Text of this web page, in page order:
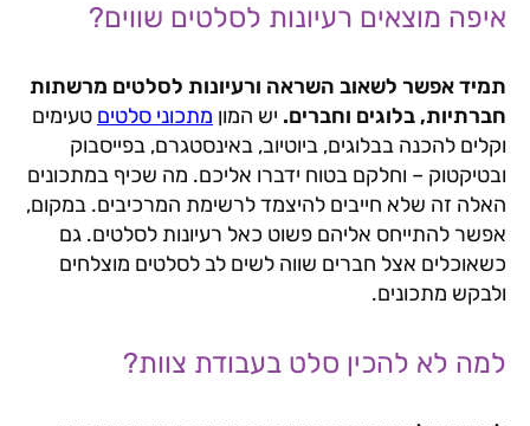
איפה מוצאים רעיונות לסלטים שווים?
תמיד אפשר לשאוב השראה ורעיונות לסלטים מרשתות
חברתיות, בלוגים וחברים. יש המון מתכוני סלטים טעימים
וקלים להכנה בבלוגים, ביוטיוב, באינסטגרם, בפייסבוק
ובטיקטוק – וחלקם בטוח ידברו אליכם. מה שכיף במתכונים
האלה זה שלא חייבים להיצמד לרשימת המרכיבים. במקום,
אפשר להתייחס אליהם פשוט כאל רעיונות לסלטים. גם
כשאוכלים אצל חברים שווה לשים לב לסלטים מוצלחים
ולבקש מתכונים.
למה לא להכין סלט בעבודת צוות?